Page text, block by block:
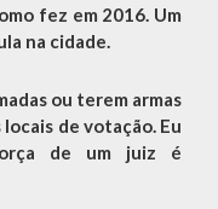
fez em 2016. Um
na cidade.
ou terem armas
de votação. Eu
de um juiz é